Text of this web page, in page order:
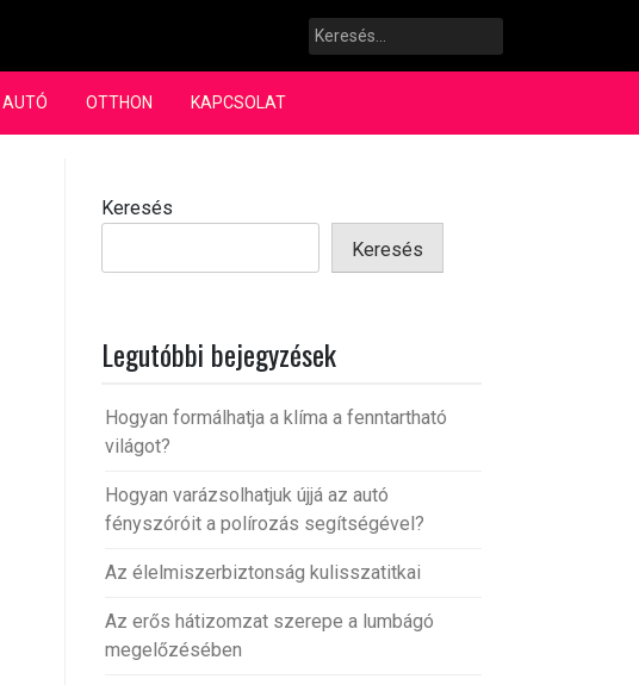
Keresés:
AUTÓ OTTHON KAPCSOLAT
Keresés
Keresés
Legutóbbi bejegyzések
Hogyan formálhatja a klíma a fenntartható
világot?
Hogyan varázsolhatjuk újjá az autó
fényszóróit a polírozás segítségével?
Az élelmiszerbiztonság kulisszatitkai
Az erős hátizomzat szerepe a lumbágó
megelőzésében